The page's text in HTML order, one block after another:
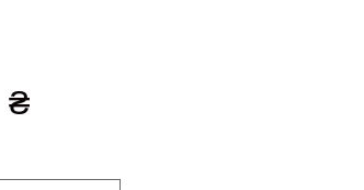
Ціна